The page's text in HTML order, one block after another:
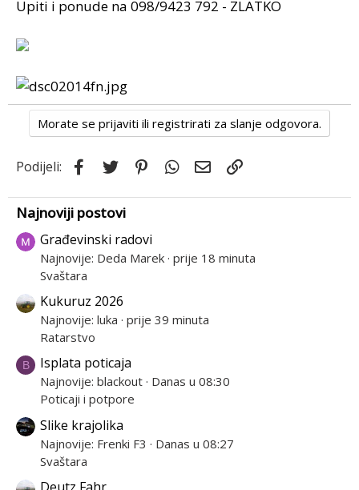
t
Upiti i ponude na 098/9423 792 - ZLATKO
Morate se prijaviti ili registrirati za slanje odgovora.
Podijeli: Facebook
Twitter PinterestWhatsApp
Email
Najnoviji postovi
Građevinski radovi
Najnovije: Deda Marek prije 18 minuta
Svaštara
Kukuruz 2026
Najnovije: luka prije 39 minuta
Ratarstvo
B Isplata poticaja
Najnovije: blackout Danas u 08:30
Poticaji i potpore
Slike krajolika
Najnovije: Frenki F3
Danas u 08:27
Svaštara